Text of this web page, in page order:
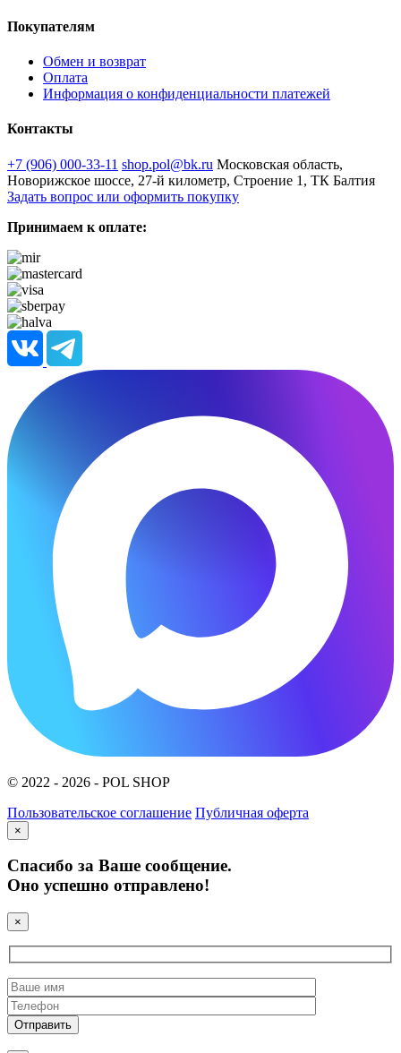
Покупателям
Обмен и возврат
Оплата
Информация о конфиденциальности платежей
Контакты
+7 (906) 000-33-11 shop.pol@bk.ru Московская область,
Новорижское шоссе, 27-й километр, Строение 1, ТК Балтия
Задать вопрос или оформить покупку
Принимаем к оплате:
© 2022 - 2026 - POL SHOP
Пользовательское соглашение Публичная оферта
×
Спасибо за Ваше сообщение.
Оно успешно отправлено!
×